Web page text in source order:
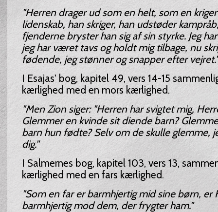
"Herren drager ud som en helt, som en
lidenskab, han skriger, han udstøder
fjenderne bryster han sig af sin styrke. Jeg
jeg har været tavs og holdt mig tilbage, nu
fødende, jeg stønner og snapper efter vejret."
I Esajas' bog, kapitel 49, vers 14-15
kærlighed med en mors kærlighed.
"Men Zion siger: "Herren har svigtet mig,
Glemmer en kvinde sit diende barn?
barn hun fødte? Selv om de skulle glemme,
dig."
I Salmernes bog, kapitel 103, vers 13,
kærlighed med en fars kærlighed.
"Som en far er barmhjertig mid sine børn, er
barmhjertig mod dem, der frygter ham."